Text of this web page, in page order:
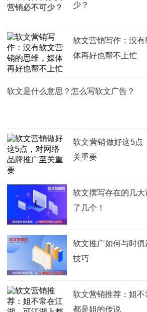
少？
软文营销写作：没
体再好也帮不上忙
软文是什么意思？怎么写软文广告？
软文营销做好这5点
关重要
软文撰写存在的几
了几个！
软文推广如何与时
技巧
软文营销推荐：姐
都是姐的传说